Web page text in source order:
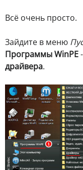
Всё очень просто.
Зайдите в меню
Программы WinPE
драйвера.